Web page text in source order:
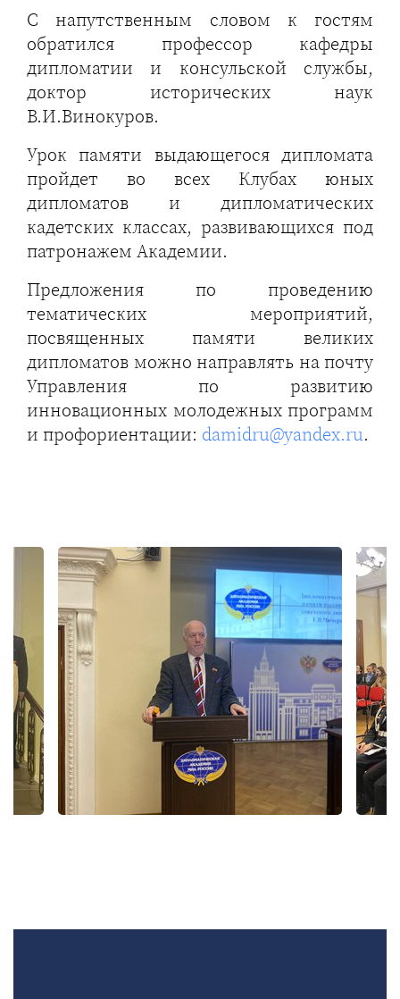
С напутственным словом к гостям
обратился профессор кафедры
дипломатии и консульской службы,
доктор исторических наук
В.И.Винокуров.
Урок памяти выдающегося дипломата
пройдет во всех Клубах юных
дипломатов и дипломатических
кадетских классах, развивающихся под
патронажем Академии.
Предложения по проведению
тематических мероприятий,
посвященных памяти великих
дипломатов можно направлять на почту
Управления по развитию
инновационных молодежных программ
и профориентации: damidru@yandex.ru.